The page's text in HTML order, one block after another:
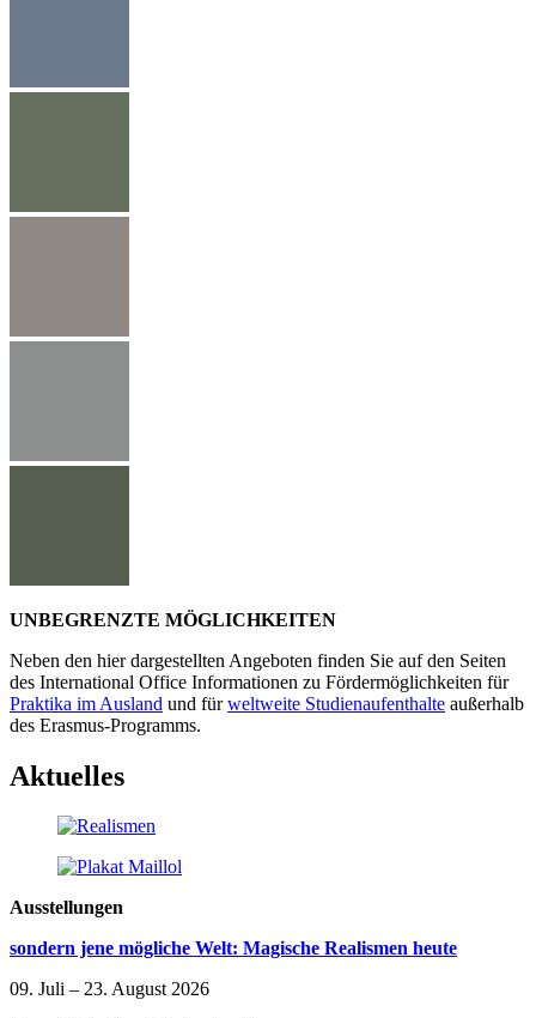
UNBEGRENZTE MÖGLICHKEITEN
Neben den hier dargestellten Angeboten finden Sie auf den Seiten
des International Office Informationen zu Fördermöglichkeiten für
Praktika im Ausland und fürweltweite Studienaufenthalte außerhalb
des Erasmus-Programms.
Aktuelles
Ausstellungen
sondern jene mögliche Welt: Magische Realismen heute
09. Juli – 23. August 2026